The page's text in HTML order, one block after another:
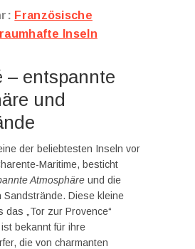
Französische
Inseln
– entspannte
und
der beliebtesten Inseln vor
Maritime, besticht
Atmosphäre und die
Sandstrände. Diese kleine
das „Tor zur Provence“
bekannt für ihre
die von charmanten